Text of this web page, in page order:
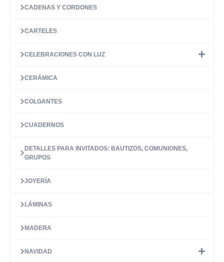
CADENAS Y CORDONES
CARTELES
CELEBRACIONES CON LUZ
CERÁMICA
COLGANTES
CUADERNOS
DETALLES PARA INVITADOS: BAUTIZOS, COMUNIONES,
GRUPOS
JOYERÍA
LÁMINAS
MADERA
NAVIDAD